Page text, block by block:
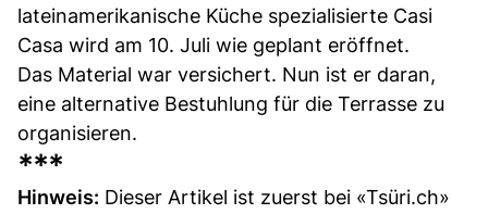
lateinamerikanische Küche spezialisierte Casi
Casa wird am 10. Juli wie geplant eröffnet.
Das Material war versichert. Nun ist er daran,
eine alternative Bestuhlung für die Terrasse zu
organisieren.
***
Hinweis: Dieser Artikel ist zuerst bei «Tsüri.ch»